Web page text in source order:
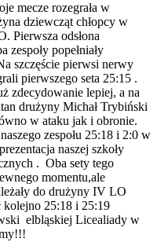
mecze rozegrała w
dziewcząt chłopcy w
Pierwsza odsłona
zespoły popełniały
szczęście pierwsi nerwy
pierwszego seta 25:15 .
zdecydowanie lepiej, a na
drużyny Michał Trybiński
w ataku jak i obronie.
zespołu 25:18 i 2:0 w
naszej szkoły
. Oba sety tego
momentu,ale
do drużyny IV LO
kolejno 25:18 i 25:19
elbląskiej Licealiady w